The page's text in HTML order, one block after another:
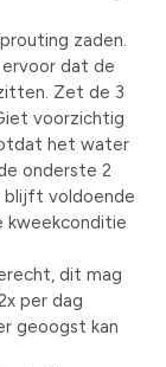
zaden.
dat de
Zet de 3
voorzichtig
het water
onderste 2
blijft voldoende
kweekconditie
dit mag
per dag
geoogst kan